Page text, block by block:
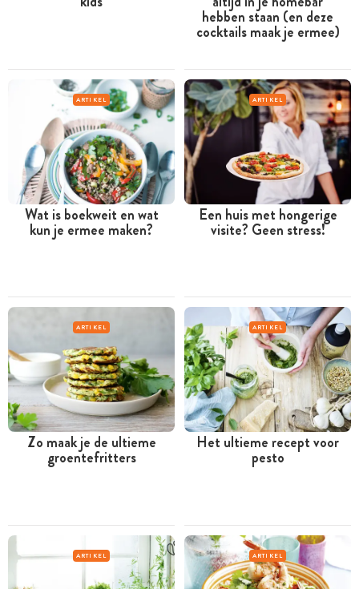
hebben staan (en deze
cocktails maak je ermee)
ARTIKEL
Wat is boekweit en wat
kun je ermee maken?
ARTIKEL
Een huis met hongerige
visite? Geen stress!
ARTIKEL
Zo maak je de ultieme
groentefritters
ARTIKEL
Het ultieme recept voor
pesto
ARTIKEL ARTIKEL